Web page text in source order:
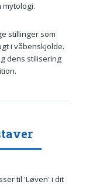
stillinger som
i våbenskjolde.
dens stilisering
til 'Løven' i dit